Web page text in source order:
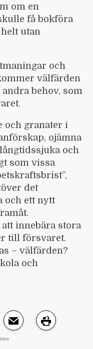
om en
få bokföra
utan
och
välfärden
behov, som
och granater i
ojämna
och
som vissa
det
och ett nytt
innebära stora
till försvaret.
– välfärden?
och